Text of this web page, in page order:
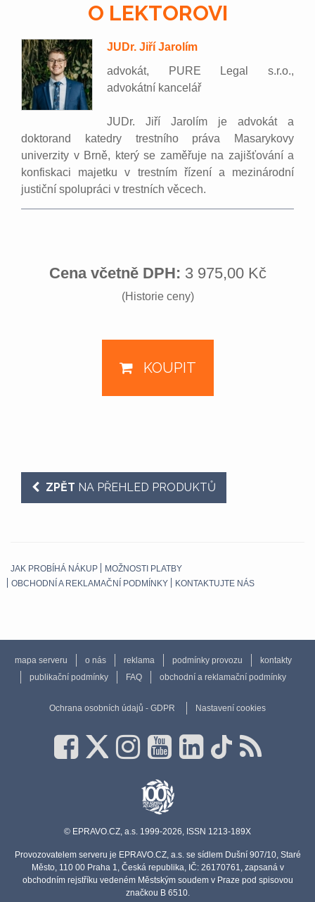
O LEKTOROVI
JUDr. Jiří Jarolím
advokát, PURE Legal s.r.o.,
advokátní kancelář
JUDr. Jiří Jarolím je advokát a
doktorand katedry trestního práva Masarykovy
univerzity v Brně, který se zaměřuje na zajišťování a
konfiskaci majetku v trestním řízení a mezinárodní
justiční spolupráci v trestních věcech.
Cena včetně DPH: 3 975,00 Kč
(Historie ceny)
KOUPIT
ZPĚT NA PŘEHLED PRODUKTŮ
JAK PROBÍHÁ NÁKUP
MOŽNOSTI PLATBY
OBCHODNÍ A REKLAMAČNÍ PODMÍNKY
KONTAKTUJTE NÁS
mapa serveru o nás reklama podmínky provozu
kontakty
publikační podmínky
FAQ obchodní a reklamační podmínky
Ochrana osobních údajů - GDPR Nastavení cookies
© EPRAVO.CZ, a.s. 1999-2026, ISSN 1213-189X
Provozovatelem serveru je EPRAVO.CZ, a.s. se sídlem Dušní 907/10, Staré
Město, 110 00 Praha 1, Česká republika, IČ: 26170761, zapsaná v
obchodním rejstříku vedeném Městským soudem v Praze pod spisovou
značkou B 6510.